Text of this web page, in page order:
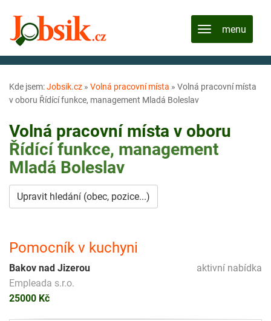
Kde jsem:Jobsik.cz » Volná pracovní místa » Volná pracovní místa
v oboru Řídící funkce, management Mladá Boleslav
Volná pracovní místa v oboru
Řídící funkce, management
Mladá Boleslav
Upravit hledání (obec, pozice...)
Pomocník v kuchyni
aktivní nabídka
Bakov nad Jizerou
Empleada s.r.o.
25000 Kč